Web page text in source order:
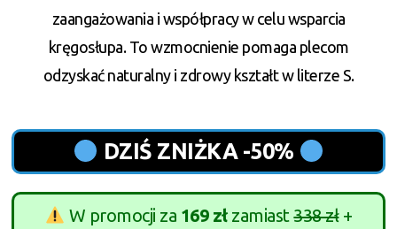
zaangażowania i współpracy w celu wsparcia
kręgosłupa. To wzmocnienie pomaga plecom
odzyskać naturalny i zdrowy kształt w literze S.
DZIŚ ZNIŻKA -50%
W promocji za 169 złzamiast338 zł+